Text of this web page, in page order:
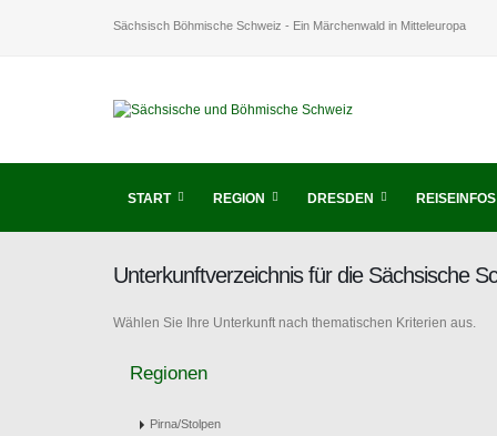
Sächsisch Böhmische Schweiz - Ein Märchenwald in Mitteleuropa
START REGION DRESDEN REISEINFOS
Unterkunftverzeichnis für die Sächsische
Wählen Sie Ihre Unterkunft nach thematischen Kriterien aus.
Regionen
Pirna/Stolpen